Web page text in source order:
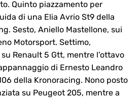
Quinto piazzamento per
di una Elia Avrio St9 della
Sesto, Aniello Mastellone, sui
Motorsport. Settimo,
Renault 5 Gtt, mentre l’ottavo
di Ernesto Leandro
della Kronoracing. Nono posto
su Peugeot 205, mentre a